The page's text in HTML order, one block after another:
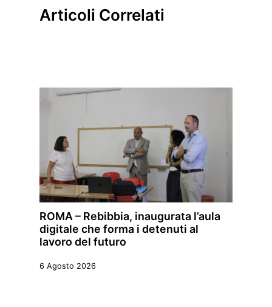
Articoli Correlati
ROMA – Rebibbia, inaugurata l’aula
digitale che forma i detenuti al
lavoro del futuro
6 Agosto 2026